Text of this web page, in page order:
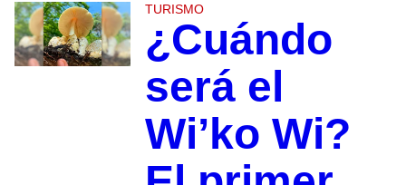
TURISMO
¿Cuándo
será el
Wi’ko Wi?